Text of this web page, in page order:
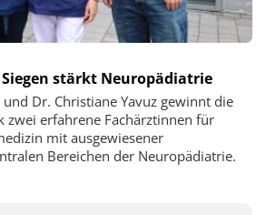
stärkt Neuropädiatrie
Dr. Christiane Yavuz gewinnt die
zwei erfahrene Fachärztinnen für
mit ausgewiesener
Bereichen der Neuropädiatrie.